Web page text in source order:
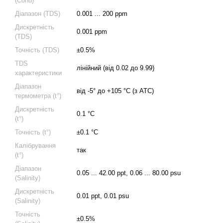
Діапазон (TDS)
0.001 ... 200 ppm
Дискретність
(TDS)
0.001 ppm
Точність (TDS)
±0.5%
TDS
характеристики
лінійний (від 0.02 до 9.99)
Діапазон
термометра (t°)
від -5° до +105 °C (з ATC)
Дискретність
(t°)
0.1 °C
Точність (t°)
±0.1 °C
Калібрування
(t°)
так
Діапазон
(Salinity)
0.05 ... 42.00 ppt, 0.06 ... 80.00 psu
Дискретність
(Salinity)
0.01 ppt, 0.01 psu
Точність
±0.5%